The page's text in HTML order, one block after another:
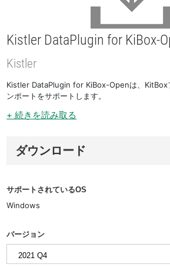
Kistler DataPlugin for KiBox-
Kistler
Kistler DataPlugin for KiBox-Openは、KitBox
ンポートをサポートします。
+ 続きを読み取る
ダウンロード
サポートされているOS
Windows
バージョン